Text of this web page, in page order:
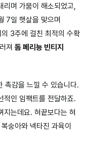
며 가뭄이 해소되었고,
7일 햇살을 맞으며
3주에 걸친 최적의 수확
져 돔 페리뇽 빈티지
촉감을 느낄 수 있습니다.
적인 임팩트를 전달하죠.
지는데요. 혀끝보다는 혀
숭아와 넥타진 과육이